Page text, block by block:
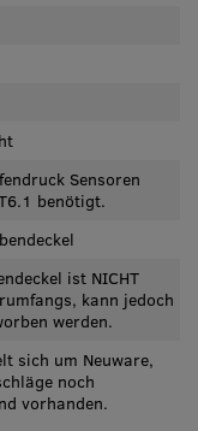
Sensoren
benötigt.
ist NICHT
kann jedoch
werden.
sich um Neuware,
noch
vorhanden.